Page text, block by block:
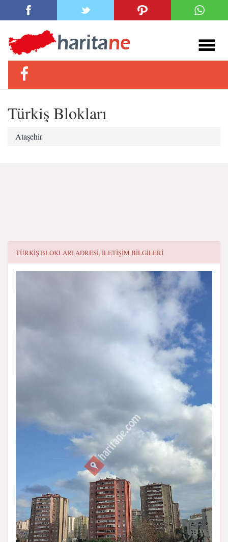
Türkiş Blokları
Ataşehir
TÜRKIŞ BLOKLARIADRESI, ILETIŞIM BILGILERI